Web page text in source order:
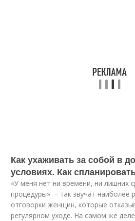
Как ухаживать за собой в
условиях. Как
«У меня нет ни времени, ни лишних
процедуры» – так звучат наиболее
отговорки женщин, которые
регулярном уходе. На самом же